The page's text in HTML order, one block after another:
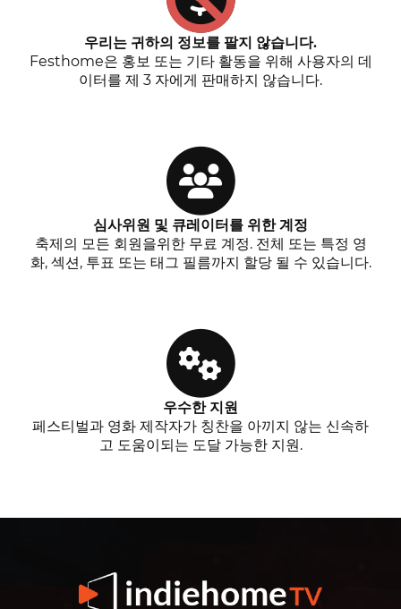
우리는 귀하의 정보를 팔지 않습니다.
Festhome은 홍보 또는 기타 활동을 위해 사용자의 데
이터를 제 3 자에게 판매하지 않습니다.
심사위원 및 큐레이터를 위한 계정
축제의 모든 회원을위한 무료 계정. 전체 또는 특정 영
화, 섹션, 투표 또는 태그 필름까지 할당 될 수 있습니다.
우수한 지원
페스티벌과 영화 제작자가 칭찬을 아끼지 않는 신속하
고 도움이되는 도달 가능한 지원.